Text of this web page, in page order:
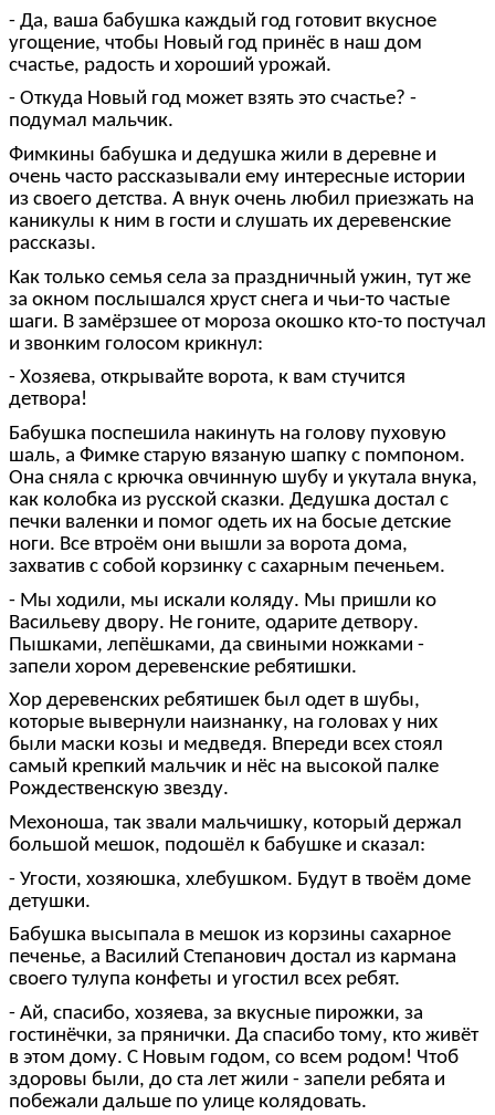
- Да, ваша бабушка каждый год готовит вкусное
угощение, чтобы Новый год принёс в наш дом
счастье, радость и хороший урожай.
- Откуда Новый год может взять это счастье? -
подумал мальчик.
Фимкины бабушка и дедушка жили в деревне и
очень часто рассказывали ему интересные истории
из своего детства. А внук очень любил приезжать на
каникулы к ним в гости и слушать их деревенские
рассказы.
Как только семья села за праздничный ужин, тут же
за окном послышался хруст снега и чьи-то частые
шаги. В замёрзшее от мороза окошко кто-то постучал
и звонким голосом крикнул:
- Хозяева, открывайте ворота, к вам стучится
детвора!
Бабушка поспешила накинуть на голову пуховую
шаль, а Фимке старую вязаную шапку с помпоном.
Она сняла с крючка овчинную шубу и укутала внука,
как колобка из русской сказки. Дедушка достал с
печки валенки и помог одеть их на босые детские
ноги. Все втроём они вышли за ворота дома,
захватив с собой корзинку с сахарным печеньем.
- Мы ходили, мы искали коляду. Мы пришли ко
Васильеву двору. Не гоните, одарите детвору.
Пышками, лепёшками, да свиными ножками -
запели хором деревенские ребятишки.
Хор деревенских ребятишек был одет в шубы,
которые вывернули наизнанку, на головах у них
были маски козы и медведя. Впереди всех стоял
самый крепкий мальчик и нёс на высокой палке
Рождественскую звезду.
Мехоноша, так звали мальчишку, который держал
большой мешок, подошёл к бабушке и сказал:
- Угости, хозяюшка, хлебушком. Будут в твоём доме
детушки.
Бабушка высыпала в мешок из корзины сахарное
печенье, а Василий Степанович достал из кармана
своего тулупа конфеты и угостил всех ребят.
- Ай, спасибо, хозяева, за вкусные пирожки, за
гостинёчки, за прянички. Да спасибо тому, кто живёт
в этом дому. С Новым годом, со всем родом! Чтоб
здоровы были, до ста лет жили - запели ребята и
побежали дальше по улице колядовать.